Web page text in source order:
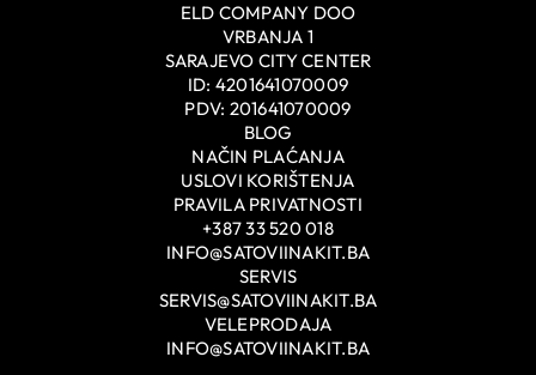
ELD COMPANY DOO
VRBANJA 1
SARAJEVO CITY CENTER
ID: 4201641070009
PDV: 201641070009
BLOG
NAČIN PLAĆANJA
USLOVI KORIŠTENJA
PRAVILA PRIVATNOSTI
+387 33 520 018
INFO@SATOVIINAKIT.BA
SERVIS
SERVIS@SATOVIINAKIT.BA
VELEPRODAJA
INFO@SATOVIINAKIT.BA